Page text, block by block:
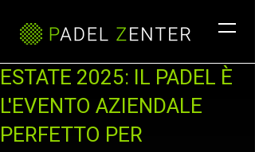
ESTATE 2025: IL PADEL È
L'EVENTO AZIENDALE
PERFETTO PER